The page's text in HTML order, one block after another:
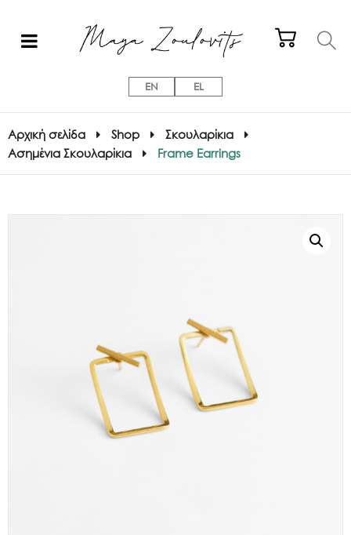
EN EL
Αρχική σελίδα Shop
Σκουλαρίκια
Ασημένια Σκουλαρίκια
Frame Earrings